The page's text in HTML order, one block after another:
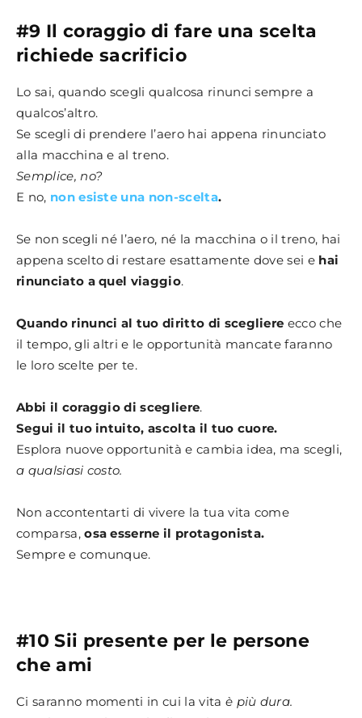
#9 Il coraggio di fare una scelta
richiede sacrificio
Lo sai, quando scegli qualcosa rinunci sempre a
qualcos’altro.
Se scegli di prendere l’aero hai appena rinunciato
alla macchina e al treno.
Semplice, no?
E no, non esiste una non-scelta.
Se non scegli né l’aero, né la macchina o il treno, hai
appena scelto di restare esattamente dove sei e hai
rinunciato a quel viaggio.
Quando rinunci al tuo diritto di scegliere ecco che
il tempo, gli altri e le opportunità mancate faranno
le loro scelte per te.
Abbi il coraggio di scegliere.
Segui il tuo intuito, ascolta il tuo cuore.
Esplora nuove opportunità e cambia idea, ma scegli,
a qualsiasi costo.
Non accontentarti di vivere la tua vita come
comparsa,osa esserne il protagonista.
Sempre e comunque.
#10 Sii presente per le persone
che ami
Ci saranno momenti in cui la vita è più dura.